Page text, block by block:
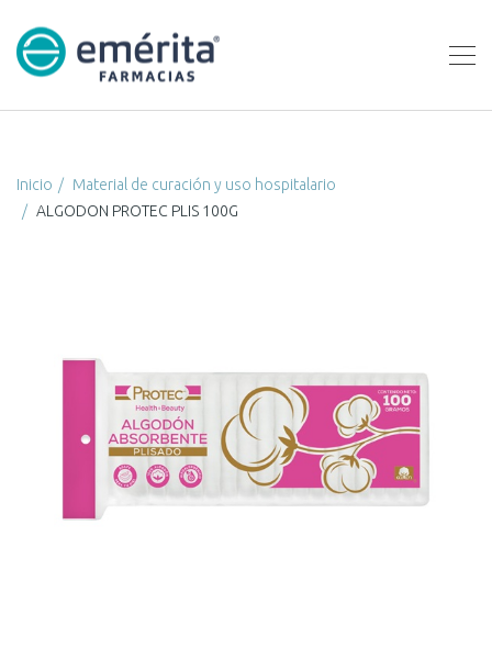
Inicio
Material de curación y uso hospitalario
ALGODON PROTEC PLIS 100G